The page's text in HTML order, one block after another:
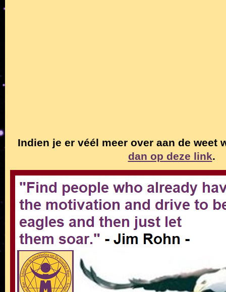
Indien je er véél meer over aan de weet
dan op deze link.